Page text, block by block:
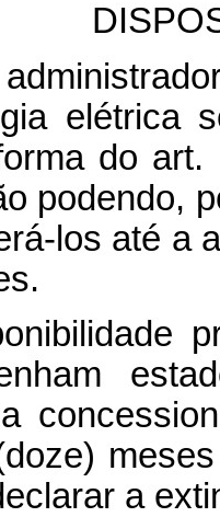
elétrica
do
podendo,
los até a
a